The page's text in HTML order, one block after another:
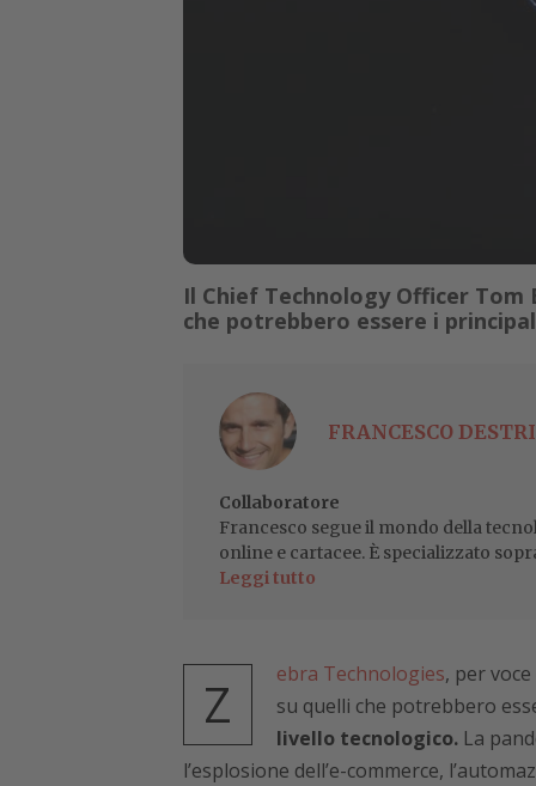
Il Chief Technology Officer
che potrebbero essere i
FRANCESCO DESTRI
Collaboratore
Francesco segue il mondo della
online e cartacee. È specializzato
Leggi tutto
Z ebra Technologies, per
su quelli che potrebbero
livello tecnologico.La
l’esplosione dell’e-commerce,